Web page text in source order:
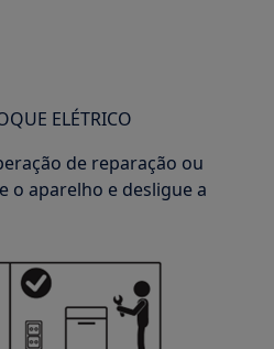
ELÉTRICO
de reparação ou
o aparelho e desligue a